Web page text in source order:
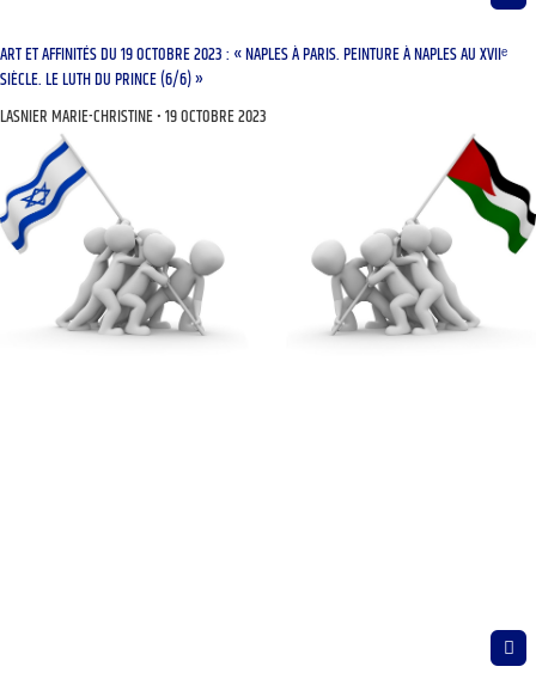
ART ET AFFINITÉS DU 19 OCTOBRE 2023 : « NAPLES À PARIS. PEINTURE À NAPLES AU XVIIᵉ
SIÈCLE. LE LUTH DU PRINCE (6/6) »
LASNIER MARIE-CHRISTINE 19 OCTOBRE 2023